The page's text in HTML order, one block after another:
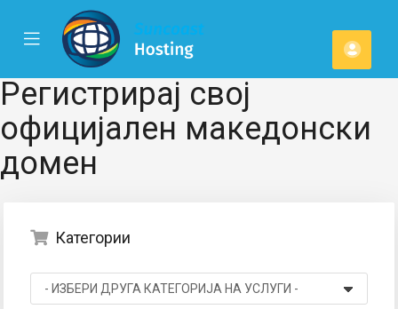
Mobile
Menu
Ваша
Регистрирај свој
официјален македонски
домен
Категории